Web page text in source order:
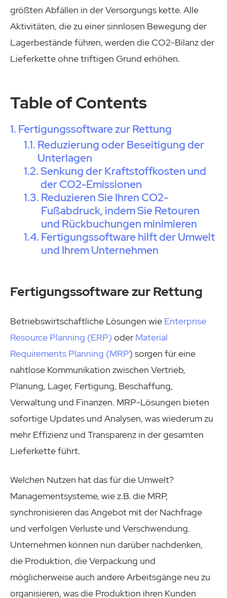
größten Abfällen in der Versorgungs kette. Alle
Aktivitäten, die zu einer sinnlosen Bewegung der
Lagerbestände führen, werden die CO2-Bilanz der
Lieferkette ohne triftigen Grund erhöhen.
Table of Contents
Fertigungssoftware zur Rettung
Reduzierung oder Beseitigung der
Unterlagen
Senkung der Kraftstoffkosten und
der CO2-Emissionen
Reduzieren Sie Ihren CO2-
Fußabdruck, indem Sie Retouren
und Rückbuchungen minimieren
Fertigungssoftware hilft der Umwelt
und Ihrem Unternehmen
Fertigungssoftware zur Rettung
Betriebswirtschaftliche Lösungen wie Enterprise
Resource Planning (ERP) oder Material
Requirements Planning (MRP) sorgen für eine
nahtlose Kommunikation zwischen Vertrieb,
Planung, Lager, Fertigung, Beschaffung,
Verwaltung und Finanzen. MRP-Lösungen bieten
sofortige Updates und Analysen, was wiederum zu
mehr Effizienz und Transparenz in der gesamten
Lieferkette führt.
Welchen Nutzen hat das für die Umwelt?
Managementsysteme, wie z.B. die MRP,
synchronisieren das Angebot mit der Nachfrage
und verfolgen Verluste und Verschwendung.
Unternehmen können nun darüber nachdenken,
die Produktion, die Verpackung und
möglicherweise auch andere Arbeitsgänge neu zu
organisieren, was die Produktion ihren Kunden